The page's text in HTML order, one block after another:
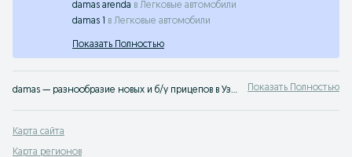
damas arenda в Легковые автомобили
damas 1 в Легковые автомобили
Показать Полностью
damas — разнообразие новых и б/у прицепов в Узбекистане ✔️ Актуальные цены и выгодные предложения ⭐ Удобная покупка и продажа прицепов на OLX.uz Показать Полностью
Карта сайта
Карта регионов